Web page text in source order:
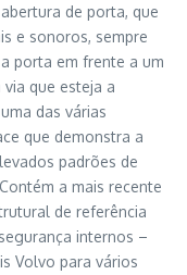
de porta, que
e sonoros, sempre
porta em frente a um
que esteja a
das várias
que demonstra a
padrões de
a mais recente
de referência
internos –
Volvo para vários